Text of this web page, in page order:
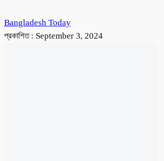
Bangladesh Today
প্রকাশিত : September 3, 2024